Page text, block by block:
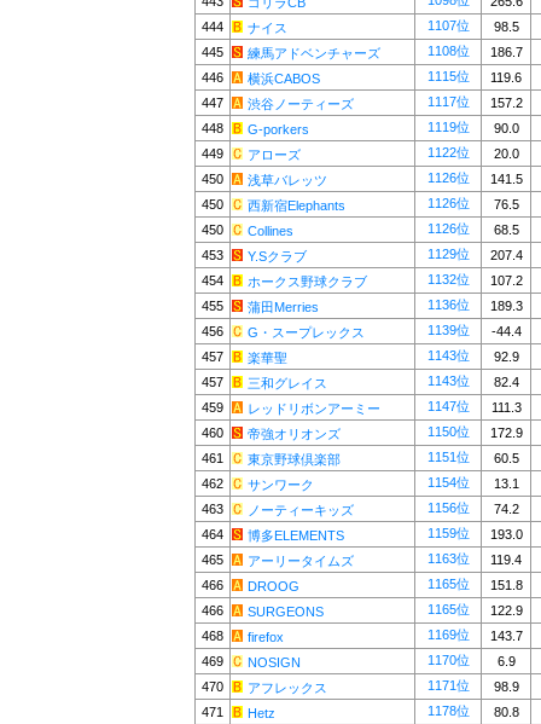
444
ナイス 1107位
98.5
445
練馬アドベンチャーズ 1108位
186.7
446
横浜CABOS 1115位
119.6
447
渋谷ノーティーズ 1117位
157.2
448
G-porkers 1119位
90.0
449
アローズ 1122位
20.0
450
浅草バレッツ 1126位
141.5
450
西新宿Elephants 1126位
76.5
450
Collines 1126位
68.5
453
Y.Sクラブ 1129位
207.4
454
ホークス野球クラブ 1132位
107.2
455
蒲田Merries 1136位
189.3
456
G・スープレックス 1139位
-44.4
457
楽華聖 1143位
92.9
457
三和グレイス 1143位
82.4
459
レッドリボンアーミー 1147位
111.3
460
帝強オリオンズ 1150位
172.9
461
東京野球倶楽部 1151位
60.5
462
サンワーク 1154位
13.1
463
ノーティーキッズ 1156位
74.2
464
博多ELEMENTS 1159位
193.0
465
アーリータイムズ 1163位
119.4
466
DROOG 1165位
151.8
466
SURGEONS 1165位
122.9
468
firefox 1169位
143.7
469
NOSIGN 1170位
6.9
470
アフレックス 1171位
98.9
471
Hetz 1178位
80.8